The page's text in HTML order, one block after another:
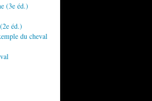
(3e éd.)
éd.)
du cheval